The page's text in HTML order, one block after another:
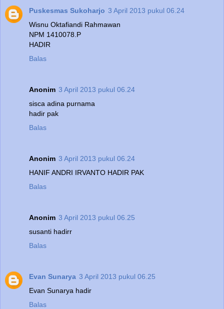
Puskesmas Sukoharjo 3 April 2013 pukul 06.24
Wisnu Oktafiandi Rahmawan
NPM 1410078.P
HADIR
Balas
Anonim 3 April 2013 pukul 06.24
sisca adina purnama
hadir pak
Balas
Anonim 3 April 2013 pukul 06.24
HANIF ANDRI IRVANTO HADIR PAK
Balas
Anonim 3 April 2013 pukul 06.25
susanti hadirr
Balas
Evan Sunarya 3 April 2013 pukul 06.25
Evan Sunarya hadir
Balas